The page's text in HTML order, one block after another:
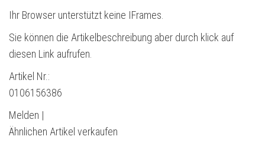
Ihr Browser unterstützt keine IFrames.
Sie können die Artikelbeschreibung aber durch klick auf
diesen Link aufrufen.
Artikel Nr.:
0106156386
Melden |
Ähnlichen Artikel verkaufen